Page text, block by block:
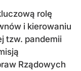
rolę
i kierowaniu
tzw. pandemii
Rządowych